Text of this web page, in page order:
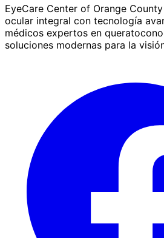
EyeCare Center of Orange
ocular integral con tecnología
médicos expertos en
soluciones modernas para la